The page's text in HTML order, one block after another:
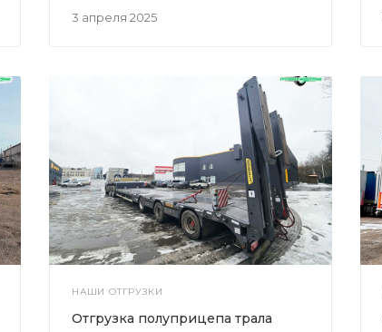
3 апреля 2025
НАШИ ОТГРУЗКИ
Отгрузка полуприцепа трала